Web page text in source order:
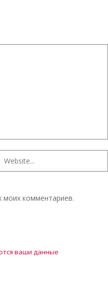
моих комментариев.
ваши данные